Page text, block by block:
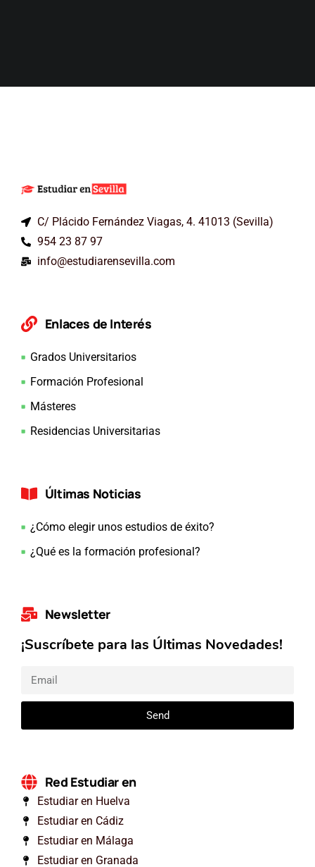
C/ Plácido Fernández Viagas, 4. 41013 (Sevilla)
954 23 87 97
info@estudiarensevilla.com
Enlaces de Interés
Grados Universitarios
Formación Profesional
Másteres
Residencias Universitarias
Últimas Noticias
¿Cómo elegir unos estudios de éxito?
¿Qué es la formación profesional?
Newsletter
¡Suscríbete para las Últimas Novedades!
Send
Red Estudiar en
Estudiar en Huelva
Estudiar en Cádiz
Estudiar en Málaga
Estudiar en Granada